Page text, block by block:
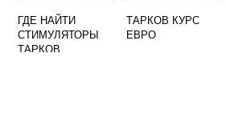
ГДЕ НАЙТИ
СТИМУЛЯТОРЫ
ТАРКОВ
ТАРКОВ КУРС
ЕВРО